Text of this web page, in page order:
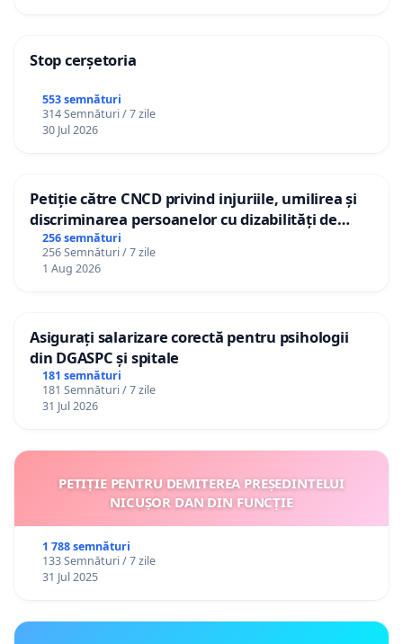
Stop cerșetoria
553 semnături
314 Semnături / 7 zile
30 Jul 2026
Petiție către CNCD privind injuriile, umilirea și
discriminarea persoanelor cu dizabilități de
către utilizatorul TikTok „Gorici”
256 semnături
256 Semnături / 7 zile
1 Aug 2026
Asigurați salarizare corectă pentru psihologii
din DGASPC și spitale
181 semnături
181 Semnături / 7 zile
31 Jul 2026
PETIȚIE PENTRU DEMITEREA PREȘEDINTELUI
NICUȘOR DAN DIN FUNCȚIE
1 788 semnături
133 Semnături / 7 zile
31 Jul 2025